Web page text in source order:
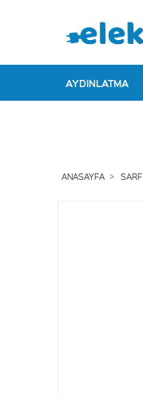
AYDINLATMA
ANASAYFA SARF